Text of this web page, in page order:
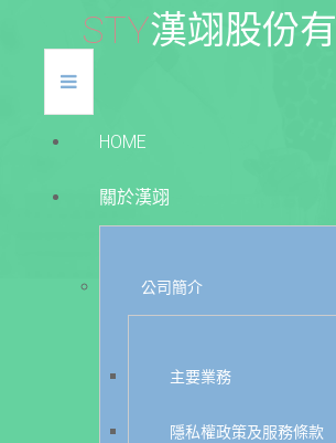
STY漢翊股份有
HOME
關於漢翊
公司簡介
主要業務
隱私權政策及服務條款